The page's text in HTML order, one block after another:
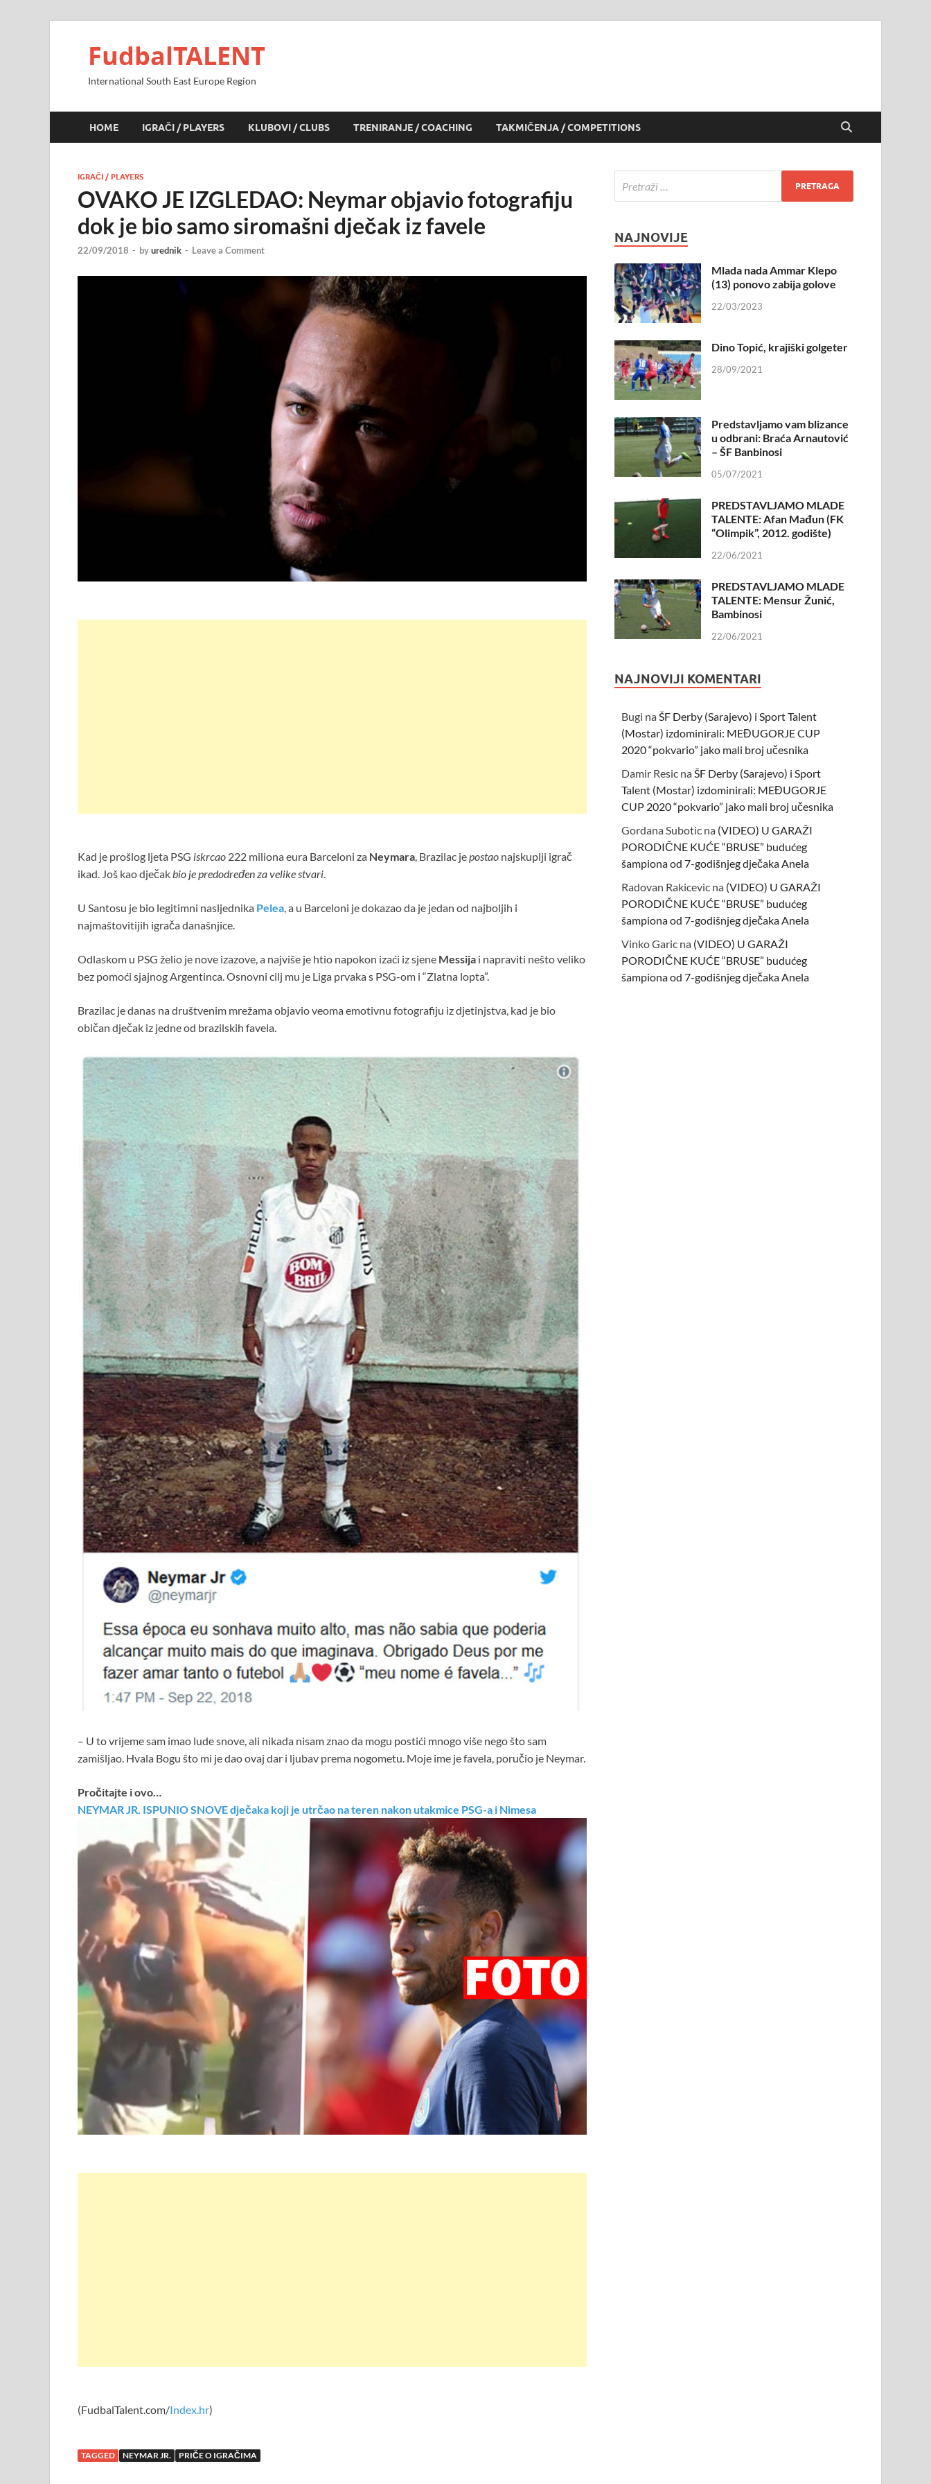
FudbalTALENT
International South East Europe Region
HOME IGRAČI / PLAYERS KLUBOVI / CLUBS TRENIRANJE / COACHING TAKMIČENJA / COMPETITIONS
IGRAČI / PLAYERS
OVAKO JE IZGLEDAO: Neymar objavio fotografiju
dok je bio samo siromašni dječak iz favele
22/09/2018 - byurednik - Leave a Comment
Kad je prošlog ljeta PSG iskrcao 222 miliona eura Barceloni za Neymara, Brazilac jepostao najskuplji igrač
ikad. Još kao dječakbio je predodređen za velike stvari.
U Santosu je bio legitimni nasljednika Pelea, a u Barceloni je dokazao da je jedan od najboljih i
najmaštovitijih igrača današnjice.
Odlaskom u PSG želio je nove izazove, a najviše je htio napokon izaći iz sjene Messija i napraviti nešto veliko
bez pomoći sjajnog Argentinca. Osnovni cilj mu je Liga prvaka s PSG-om i “Zlatna lopta”.
Brazilac je danas na društvenim mrežama objavio veoma emotivnu fotografiju iz djetinjstva, kad je bio
običan dječak iz jedne od brazilskih favela.
– U to vrijeme sam imao lude snove, ali nikada nisam znao da mogu postići mnogo više nego što sam
zamišljao. Hvala Bogu što mi je dao ovaj dar i ljubav prema nogometu. Moje ime je favela, poručio je Neymar.
Pročitajte i ovo…
NEYMAR JR. ISPUNIO SNOVE dječaka koji je utrčao na teren nakon utakmice PSG-a i Nimesa
(FudbalTalent.com/Index.hr)
TAGGED NEYMAR JR. PRIČE O IGRAČIMA
NAJNOVIJE
Mlada nada Ammar Klepo
(13) ponovo zabija golove
22/03/2023
Dino Topić, krajiški golgeter
28/09/2021
Predstavljamo vam blizance
u odbrani: Braća Arnautović
– ŠF Banbinosi
05/07/2021
PREDSTAVLJAMO MLADE
TALENTE: Afan Mađun (FK
“Olimpik”, 2012. godište)
22/06/2021
PREDSTAVLJAMO MLADE
TALENTE: Mensur Žunić,
Bambinosi
22/06/2021
NAJNOVIJI KOMENTARI
Bugi na ŠF Derby (Sarajevo) i Sport Talent
(Mostar) izdominirali: MEĐUGORJE CUP
2020 “pokvario” jako mali broj učesnika
Damir Resic na ŠF Derby (Sarajevo) i Sport
Talent (Mostar) izdominirali: MEĐUGORJE
CUP 2020 “pokvario” jako mali broj učesnika
Gordana Subotic na (VIDEO) U GARAŽI
PORODIČNE KUĆE “BRUSE” budućeg
šampiona od 7-godišnjeg dječaka Anela
Radovan Rakicevic na (VIDEO) U GARAŽI
PORODIČNE KUĆE “BRUSE” budućeg
šampiona od 7-godišnjeg dječaka Anela
Vinko Garic na (VIDEO) U GARAŽI
PORODIČNE KUĆE “BRUSE” budućeg
šampiona od 7-godišnjeg dječaka Anela